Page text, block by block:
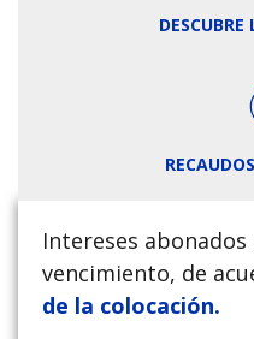
DESCUBRE
Intereses
vencimiento, de
de la colocación.